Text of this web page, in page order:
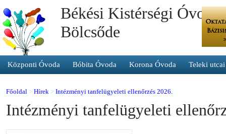
Békési Kistérségi Óvoda
Bölcsőde
Központi Óvoda Bóbita Óvoda Korona Óvoda Teleki
Főoldal > Hírek > Intézményi tanfelügyeleti ellenőrzés 2026.
Intézményi tanfelügyeleti